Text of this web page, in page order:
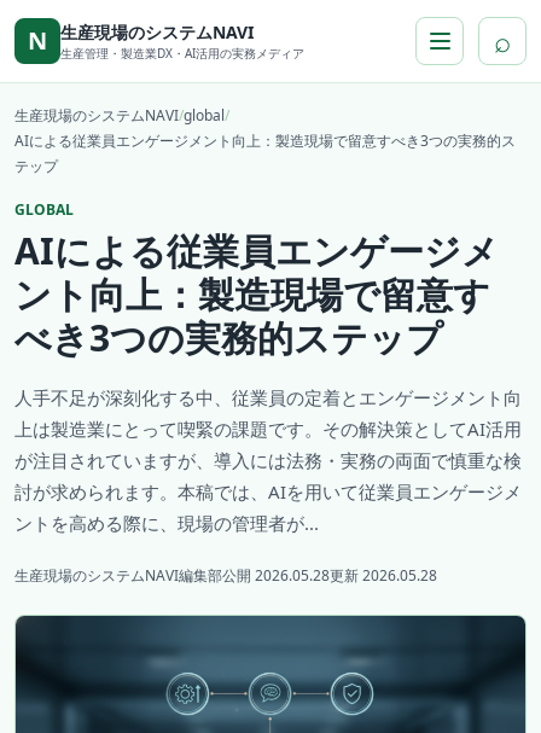
本文へ移動
N 生産現場のシステムNAVI
生産管理・製造業DX・AI活用の実務メディア ⌕
生産現場のシステムNAVI/global/
AIによる従業員エンゲージメント向上：製造現場で留意すべき3つの実務的ス
テップ
GLOBAL
AIによる従業員エンゲージメ
ント向上：製造現場で留意す
べき3つの実務的ステップ
人手不足が深刻化する中、従業員の定着とエンゲージメント向
上は製造業にとって喫緊の課題です。その解決策としてAI活用
が注目されていますが、導入には法務・実務の両面で慎重な検
討が求められます。本稿では、AIを用いて従業員エンゲージメ
ントを高める際に、現場の管理者が...
生産現場のシステムNAVI編集部公開 2026.05.28更新 2026.05.28